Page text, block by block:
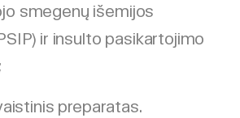
smegenų išemijos
ir insulto pasikartojimo
preparatas.